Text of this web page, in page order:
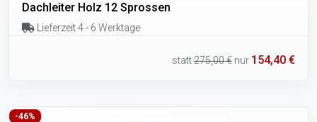
Dachleiter Holz 12 Sprossen
Lieferzeit 4 - 6 Werktage
statt275,00 € nur 154,40 €
-46%